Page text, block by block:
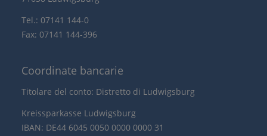
Tel.: 07141 144-0
Fax: 07141 144-396
Coordinate bancarie
Titolare del conto: Distretto di Ludwigsburg
Kreissparkasse Ludwigsburg
IBAN: DE44 6045 0050 0000 0000 31